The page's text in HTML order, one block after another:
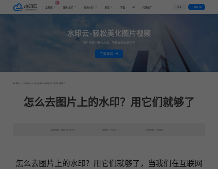
工具集 图片水印 视频水印 教程 下载 VIP 代理推广 登录 下载客户端
水印云-轻松美化图片视频
图片视频一键去水印，手机电脑均可使用
立即体验
首页 > 行业资讯 > 怎么去图片上的水印？用它们就够了
怎么去图片上的水印？用它们就够了
发布日期：2023-10-07 17:01 发表者：去水印 浏览次数：10288次
怎么去图片上的水印？用它们就够了，当我们在互联网